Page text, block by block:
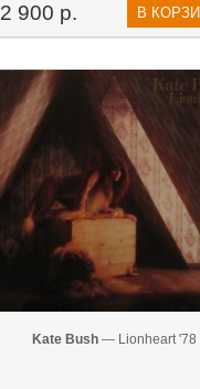
2 900 р. В
Kate Bush — Lionheart '78